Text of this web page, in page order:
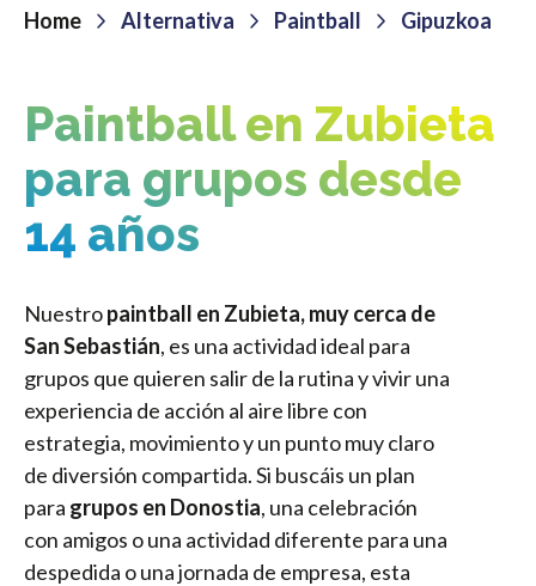
Home Alternativa Paintball Gipuzkoa
Paintball en Zubieta
para grupos desde
14 años
Nuestropaintball en Zubieta, muy cerca de
San Sebastián, es una actividad ideal para
grupos que quieren salir de la rutina y vivir una
experiencia de acción al aire libre con
estrategia, movimiento y un punto muy claro
de diversión compartida. Si buscáis un plan
para grupos en Donostia, una celebración
con amigos o una actividad diferente para una
despedida o una jornada de empresa, esta